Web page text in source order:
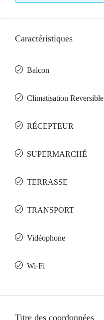
Caractéristiques
Balcon
Climatisation Reversible
RÉCEPTEUR
SUPERMARCHÉ
TERRASSE
TRANSPORT
Vidéophone
Wi-Fi
Titre des coordonnées